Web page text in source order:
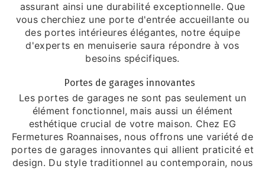
assurant ainsi une durabilité exceptionnelle. Que
vous cherchiez une porte d'entrée accueillante ou
des portes intérieures élégantes, notre équipe
d'experts en menuiserie saura répondre à vos
besoins spécifiques.
Portes de garages innovantes
Les portes de garages ne sont pas seulement un
élément fonctionnel, mais aussi un élément
esthétique crucial de votre maison. Chez EG
Fermetures Roannaises, nous offrons une variété de
portes de garages innovantes qui allient praticité et
design. Du style traditionnel au contemporain, nous